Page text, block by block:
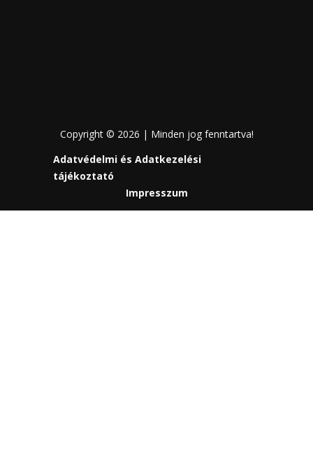
Copyright © 2026 | Minden jog fenntartva!
Adatvédelmi és Adatkezelési
tájékoztató
Impresszum